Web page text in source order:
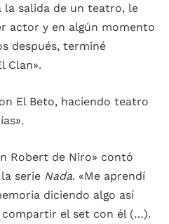
salida de un teatro, le
actor y en algún momento
después, terminé
Clan».
El Beto, haciendo teatro
Robert de Niro» contó
serie Nada. «Me aprendí
diciendo algo así
el set con él (…).